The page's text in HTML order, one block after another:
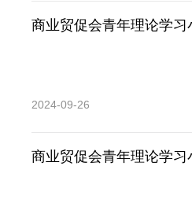
商业贸促会青年理论学
2024-09-26
商业贸促会青年理论学